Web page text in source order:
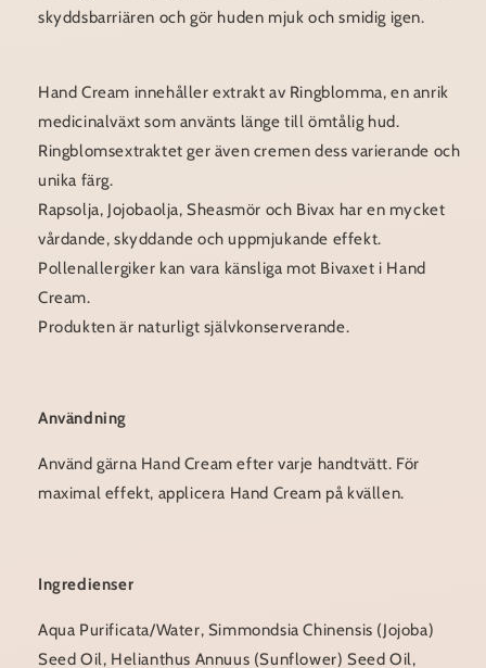
skyddsbarriären och gör huden mjuk och smidig igen.
Hand Cream innehåller extrakt av Ringblomma, en anrik
medicinalväxt som använts länge till ömtålig hud.
Ringblomsextraktet ger även cremen dess varierande och
unika färg.
Rapsolja, Jojobaolja, Sheasmör och Bivax har en mycket
vårdande, skyddande och uppmjukande effekt.
Pollenallergiker kan vara känsliga mot Bivaxet i Hand
Cream.
Produkten är naturligt självkonserverande.
Användning
Använd gärna Hand Cream efter varje handtvätt. För
maximal effekt, applicera Hand Cream på kvällen.
Ingredienser
Aqua Purificata/Water, Simmondsia Chinensis (Jojoba)
Seed Oil, Helianthus Annuus (Sunflower) Seed Oil,